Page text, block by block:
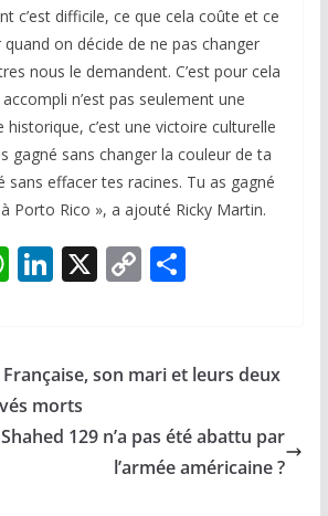
c’est difficile, ce que cela coûte et ce
quand on décide de ne pas changer
nous le demandent. C’est pour cela
n’est pas seulement une
historique, c’est une victoire culturelle
gagné sans changer la couleur de ta
sans effacer tes racines. Tu as gagné
Porto Rico », a ajouté Ricky Martin.
W
s
A
p
Li
e
dI
n
X C
y
n
k
P
g
son mari et leurs deux
morts
129 n’a pas été abattu par
l’armée américaine ?